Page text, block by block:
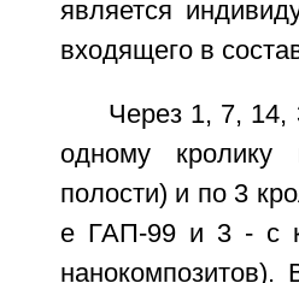
является
входящего в
Через 1, 7, 14,
одному кролику
полости) и по 3
е ГАП-99 и 3 - с